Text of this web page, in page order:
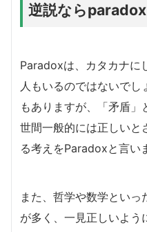
逆説ならparadox
Paradoxは、カタカナに
人もいるのではないで
もありますが、「矛盾」
世間一般的には正しいと
る考えをParadoxと言い
また、哲学や数学といっ
が多く、一見正しいよう